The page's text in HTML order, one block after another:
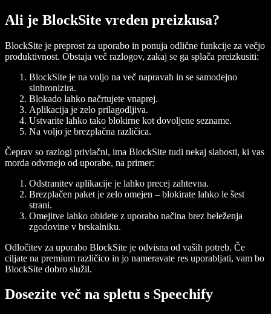
Ali je BlockSite vreden preizkusa?
BlockSite je preprost za uporabo in ponuja odlične funkcije za večjo
produktivnost. Obstaja več razlogov, zakaj se ga splača preizkusiti:
BlockSite je na voljo na več napravah in se samodejno
sinhronizira.
Blokado lahko načrtujete vnaprej.
Aplikacija je zelo prilagodljiva.
Ustvarite lahko tako blokirne kot dovoljene sezname.
Na voljo je brezplačna različica.
Čeprav so razlogi privlačni, ima BlockSite tudi nekaj slabosti, ki vas
morda odvrnejo od uporabe, na primer:
Odstranitev aplikacije je lahko precej zahtevna.
Brezplačen paket je zelo omejen – blokirate lahko le šest
strani.
Omejitve lahko obidete z uporabo načina brez beleženja
zgodovine v brskalniku.
Odločitev za uporabo BlockSite je odvisna od vaših potreb. Če
ciljate na premium različico in jo nameravate res uporabljati, vam bo
BlockSite dobro služil.
Dosezite več na spletu s Speechify